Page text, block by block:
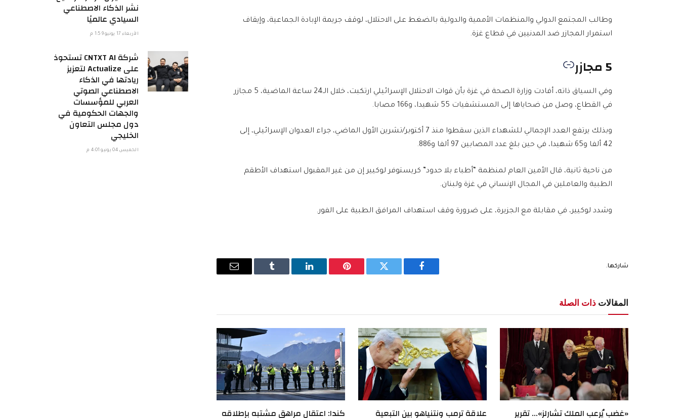
وطالب المجتمع الدولي والمنظمات الأممية والدولية بالضغط على الاحتلال، لوقف جريمة الإبادة الجماعية، وإيقاف
استمرار المجازر ضد المدنيين في قطاع غزة.
5 مجازر
وفي السياق ذاته، أفادت وزارة الصحة في غزة بأن قوات الاحتلال الإسرائيلي ارتكبت، خلال الـ24 ساعة الماضية، 5 مجازر
في القطاع، وصل من ضحاياها إلى المستشفيات 55 شهيدا، و166 مصابا.
وبذلك يرتفع العدد الإجمالي للشهداء الذين سقطوا منذ 7 أكتوبر/تشرين الأول الماضي، جراء العدوان الإسرائيلي، إلى
42 ألفا و65 شهيدا، في حين بلغ عدد المصابين 97 ألفا و886.
من ناحية ثانية، قال الأمين العام لمنظمة “أطباء بلا حدود” كريستوفر لوكيير إن من غير المقبول استهداف الأطقم
الطبية والعاملين في المجال الإنساني في غزة ولبنان.
وشدد لوكيير، في مقابلة مع الجزيرة، على ضرورة وقف استهداف المرافق الطبية على الفور.
شاركها.
فيسبوك تويتر بينتيريستلينكدإن Tumblr
البريد
المقالات ذات الصلة
«غضب يُرعب الملك تشارلز»… تقرير علاقة ترمب ونتنياهو بين التبعية كندا: اعتقال مراهق مشتبه بإطلاقه
نشر الذكاء الاصطناعي
السيادي عالميًا
الأربعاء 17 يونيو 1:59 م
شركة CNTXT AI تستحوذ
على Actualize لتعزيز
ريادتها في الذكاء
الاصطناعي الصوتي
العربي للمؤسسات
والجهات الحكومية في
دول مجلس التعاون
الخليجي
الخميس 04 يونيو 4:01 م